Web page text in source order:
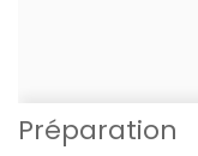
Préparation